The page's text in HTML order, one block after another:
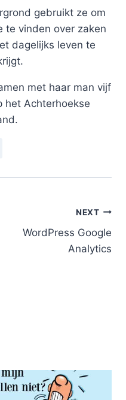
gebruikt ze om
te vinden over zaken
dagelijks leven te
met haar man vijf
het Achterhoekse
NEXT
WordPress Google
Analytics